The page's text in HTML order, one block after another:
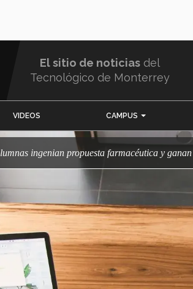
El sitio de noticias del
Tecnológico de Monterrey
VIDEOS CAMPUS
Alumnas ingenian propuesta farmacéutica y